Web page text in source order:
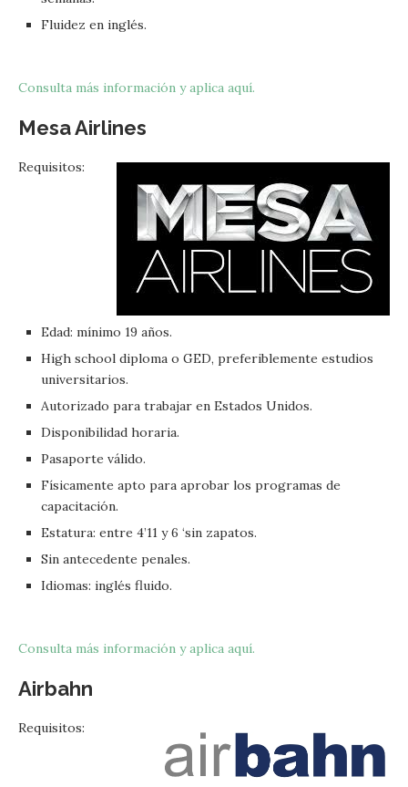
Fluidez en inglés.
Consulta más información y aplica aquí.
Mesa Airlines
Requisitos:
Edad: mínimo 19 años.
High school diploma o GED, preferiblemente estudios
universitarios.
Autorizado para trabajar en Estados Unidos.
Disponibilidad horaria.
Pasaporte válido.
Físicamente apto para aprobar los programas de
capacitación.
Estatura: entre 4’11 y 6 ‘sin zapatos.
Sin antecedente penales.
Idiomas: inglés fluido.
Consulta más información y aplica aquí.
Airbahn
Requisitos: